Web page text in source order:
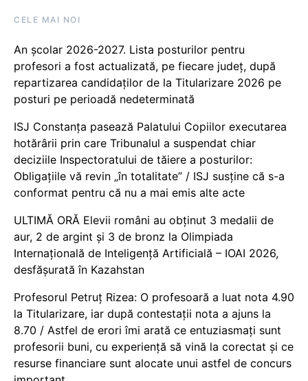
CELE MAI NOI
An școlar 2026-2027. Lista posturilor pentru
profesori a fost actualizată, pe fiecare județ, după
repartizarea candidaților de la Titularizare 2026 pe
posturi pe perioadă nedeterminată
ISJ Constanța pasează Palatului Copiilor executarea
hotărârii prin care Tribunalul a suspendat chiar
deciziile Inspectoratului de tăiere a posturilor:
Obligațiile vă revin „în totalitate” / ISJ susține că s-a
conformat pentru că nu a mai emis alte acte
ULTIMĂ ORĂ Elevii români au obținut 3 medalii de
aur, 2 de argint și 3 de bronz la Olimpiada
Internațională de Inteligență Artificială – IOAI 2026,
desfășurată în Kazahstan
Profesorul Petruț Rizea: O profesoară a luat nota 4.90
la Titularizare, iar după contestații nota a ajuns la
8.70 / Astfel de erori îmi arată ce entuziasmați sunt
profesorii buni, cu experiență să vină la corectat și ce
resurse financiare sunt alocate unui astfel de concurs